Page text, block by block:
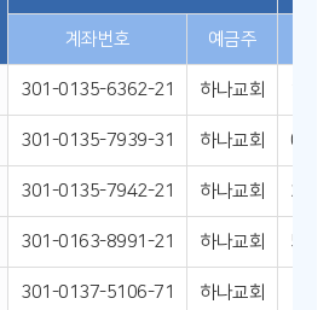
계좌번호 예금주
301-0135-6362-21 하나교회
301-0135-7939-31 하나교회 094-
301-0135-7942-21 하나교회 255-
301-0163-8991-21 하나교회 505-
301-0137-5106-71 하나교회